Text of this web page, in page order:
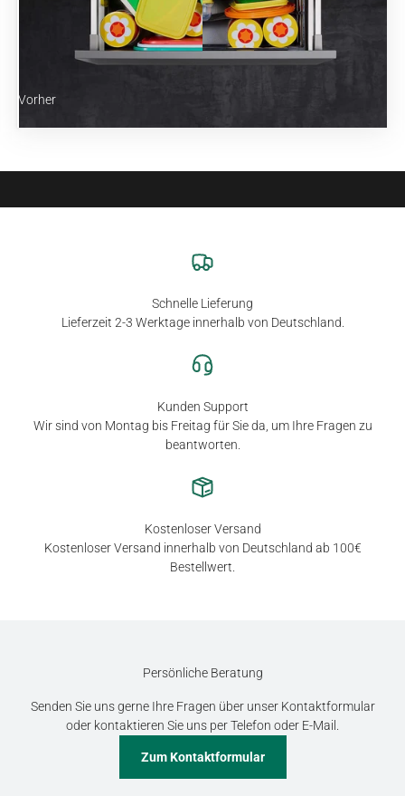
Vorher
Nachher
K2X MULTITOOL - Messwerkzeug
Schnelle Lieferung
Lieferzeit 2-3 Werktage innerhalb von Deutschland.
Kunden Support
Wir sind von Montag bis Freitag für Sie da, um Ihre Fragen zu
beantworten.
Kostenloser Versand
Kostenloser Versand innerhalb von Deutschland ab 100€
Bestellwert.
Persönliche Beratung
Senden Sie uns gerne Ihre Fragen über unser Kontaktformular
oder kontaktieren Sie uns per Telefon oder E-Mail.
Zum Kontaktformular